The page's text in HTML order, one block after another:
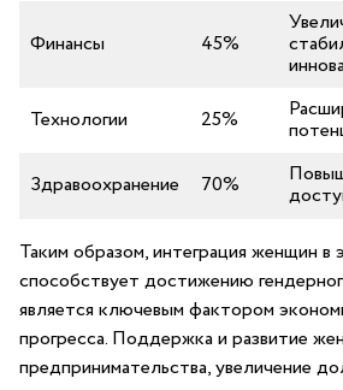
Финансы 45%
Технологии
25%
Здравоохранение
70%
Таким образом, интеграция‍ женщин ⁢в
способствует достижению
⁢является ключевым фактором
прогресса. ​Поддержка⁣ и развитие
предпринимательства, увеличение